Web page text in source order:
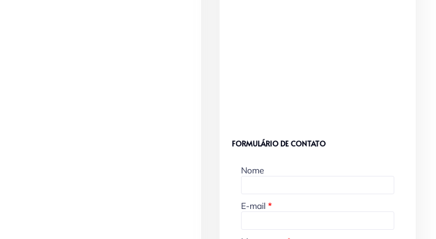
FORMULÁRIO DE CONTATO
Nome
E-mail *